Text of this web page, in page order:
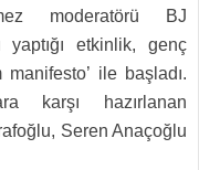
moderatörü BJ
yaptığı etkinlik, genç
manifesto’ ile başladı.
karşı hazırlanan
Seren Anaçoğlu